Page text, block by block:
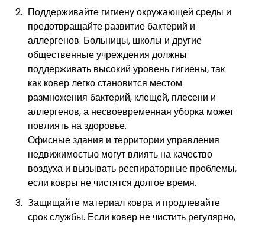
Поддерживайте гигиену окружающей среды и
предотвращайте развитие бактерий и
аллергенов. Больницы, школы и другие
общественные учреждения должны
поддерживать высокий уровень гигиены, так
как ковер легко становится местом
размножения бактерий, клещей, плесени и
аллергенов, а несвоевременная уборка может
повлиять на здоровье.
Офисные здания и территории управления
недвижимостью могут влиять на качество
воздуха и вызывать респираторные проблемы,
если ковры не чистятся долгое время.
Защищайте материал ковра и продлевайте
срок службы. Если ковер не чистить регулярно,